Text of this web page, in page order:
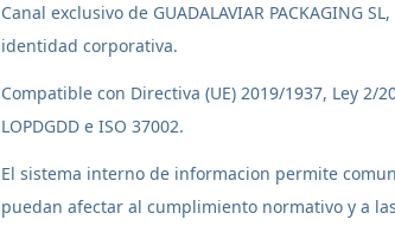
Canal exclusivo de GUADALAVIAR PACKAGING
identidad corporativa.
Compatible con Directiva (UE) 2019/1937, Ley 2/
LOPDGDD e ISO 37002.
El sistema interno de informacion permite
puedan afectar al cumplimiento normativo y a